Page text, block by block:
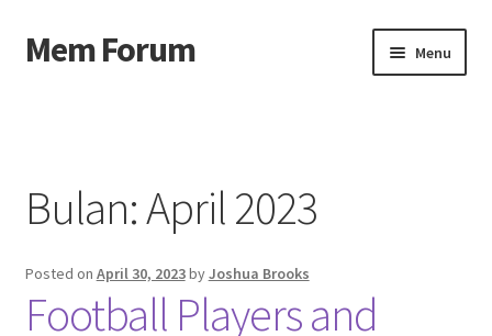
Skip
to
Skip
to
Mem Forum Menu
Contact us
Privacy Policy
Bulan:April 2023
Posted on April 30, 2023byJoshua Brooks
Football Players and